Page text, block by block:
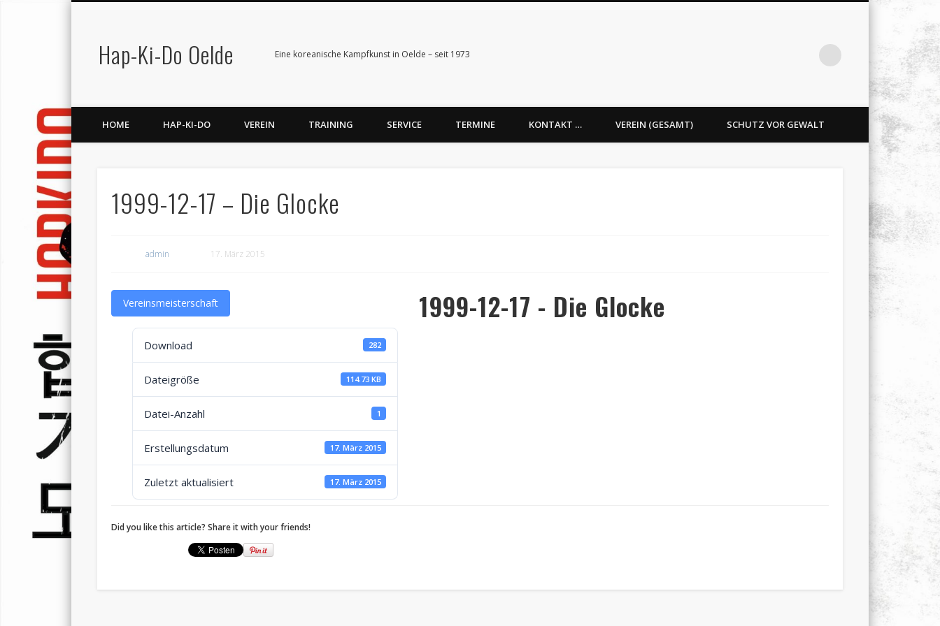
Hap-Ki-Do Oelde Eine koreanische Kampfkunst in Oelde – seit 1973
LinkedIn
HOME HAP-KI-DO VEREIN TRAINING SERVICE TERMINE KONTAKT … VEREIN (GESAMT) SCHUTZ VOR GEWALT
1999-12-17 – Die Glocke
admin 17. März 2015
Vereinsmeisterschaft
Download 282
Dateigröße 114.73 KB
Datei-Anzahl 1
Erstellungsdatum 17. März 2015
Zuletzt aktualisiert 17. März 2015
1999-12-17 - Die Glocke
Did you like this article? Share it with your friends!